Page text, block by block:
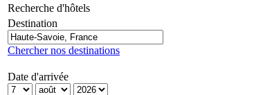
Recherche d'hôtels
Destination
Chercher nos destinations
Date d'arrivée